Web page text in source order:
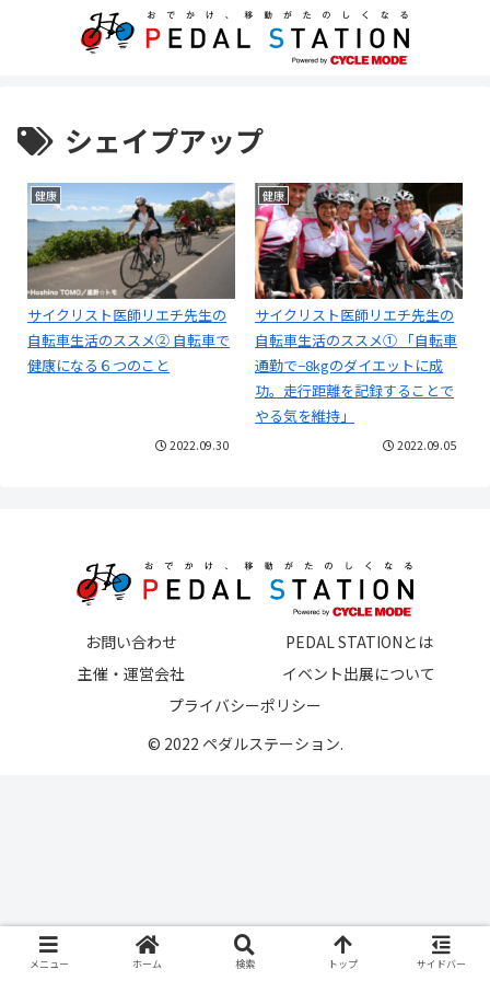
シェイプアップ
健康
サイクリスト医師リエチ先生の
自転車生活のススメ② 自転車で
健康になる６つのこと
2022.09.30
健康
サイクリスト医師リエチ先生の
自転車生活のススメ① 「自転車
通勤で−8kgのダイエットに成
功。走行距離を記録することで
やる気を維持」
2022.09.05
お問い合わせ
PEDAL STATIONとは
主催・運営会社
イベント出展について
プライバシーポリシー
© 2022 ペダルステーション.
メニュー ホーム 検索 トップ サイドバー